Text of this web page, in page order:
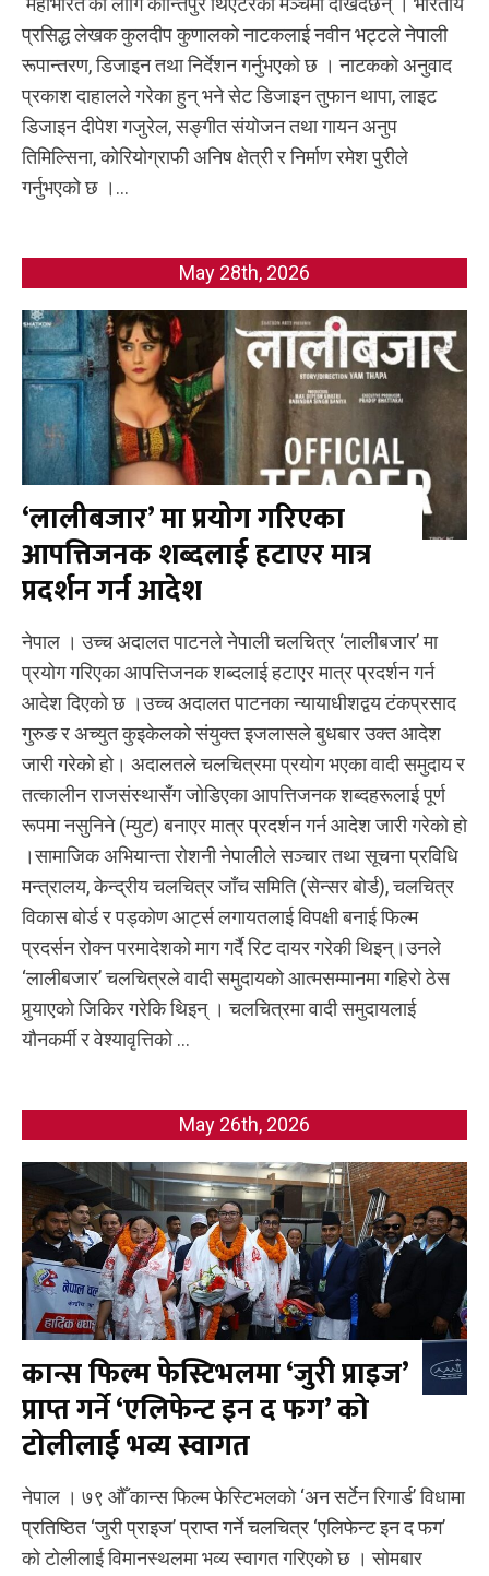
प्रसिद्ध लेखक कुलदीप कुणालको नाटकलाई नवीन भट्टले नेपाली
रूपान्तरण, डिजाइन तथा निर्देशन गर्नुभएको छ । नाटकको अनुवाद
प्रकाश दाहालले गरेका हुन् भने सेट डिजाइन तुफान थापा, लाइट
डिजाइन दीपेश गजुरेल, सङ्गीत संयोजन तथा गायन अनुप
तिमिल्सिना, कोरियोग्राफी अनिष क्षेत्री र निर्माण रमेश पुरीले
गर्नुभएको छ ।...
May 28th, 2026
‘लालीबजार’ मा प्रयोग गरिएका
आपत्तिजनक शब्दलाई हटाएर मात्र
प्रदर्शन गर्न आदेश
नेपाल । उच्च अदालत पाटनले नेपाली चलचित्र ‘लालीबजार’ मा
प्रयोग गरिएका आपत्तिजनक शब्दलाई हटाएर मात्र प्रदर्शन गर्न
आदेश दिएको छ । ​उच्च अदालत पाटनका न्यायाधीशद्वय टंकप्रसाद
गुरुङ र अच्युत कुइकेलको संयुक्त इजलासले बुधबार उक्त आदेश
जारी गरेको हो। अदालतले चलचित्रमा प्रयोग भएका वादी समुदाय र
तत्कालीन राजसंस्थासँग जोडिएका आपत्तिजनक शब्दहरूलाई पूर्ण
रूपमा नसुनिने (म्युट) बनाएर मात्र प्रदर्शन गर्न आदेश जारी गरेको हो
। ​सामाजिक अभियान्ता ​रोशनी नेपालीले सञ्चार तथा सूचना प्रविधि
मन्त्रालय, केन्द्रीय चलचित्र जाँच समिति (सेन्सर बोर्ड), चलचित्र
विकास बोर्ड र पड्कोण आर्ट्स लगायतलाई विपक्षी बनाई फिल्म
प्रदर्सन रोक्न परमादेशको माग गर्दै रिट दायर गरेकी थिइन्। ​उनले
‘लालीबजार’ चलचित्रले वादी समुदायको आत्मसम्मानमा गहिरो ठेस
पुर्‍याएको जिकिर गरेकि थिइन् । चलचित्रमा वादी समुदायलाई
यौनकर्मी र वेश्यावृत्तिको ...
May 26th, 2026
कान्स फिल्म फेस्टिभलमा ‘जुरी प्राइज’
प्राप्त गर्ने ‘एलिफेन्ट इन द फग’ को
टोलीलाई भव्य स्वागत
नेपाल । ७९ औँ कान्स फिल्म फेस्टिभलको ‘अन सर्टेन रिगार्ड’ विधामा
प्रतिष्ठित ‘जुरी प्राइज’ प्राप्त गर्ने चलचित्र ‘एलिफेन्ट इन द फग’
को टोलीलाई विमानस्थलमा भव्य स्वागत गरिएको छ । सोमबार